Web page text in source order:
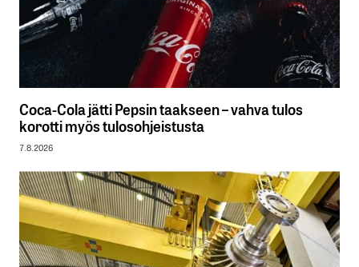
Coca-Cola jätti Pepsin taakseen – vahva tulos
korotti myös tulosohjeistusta
7.8.2026